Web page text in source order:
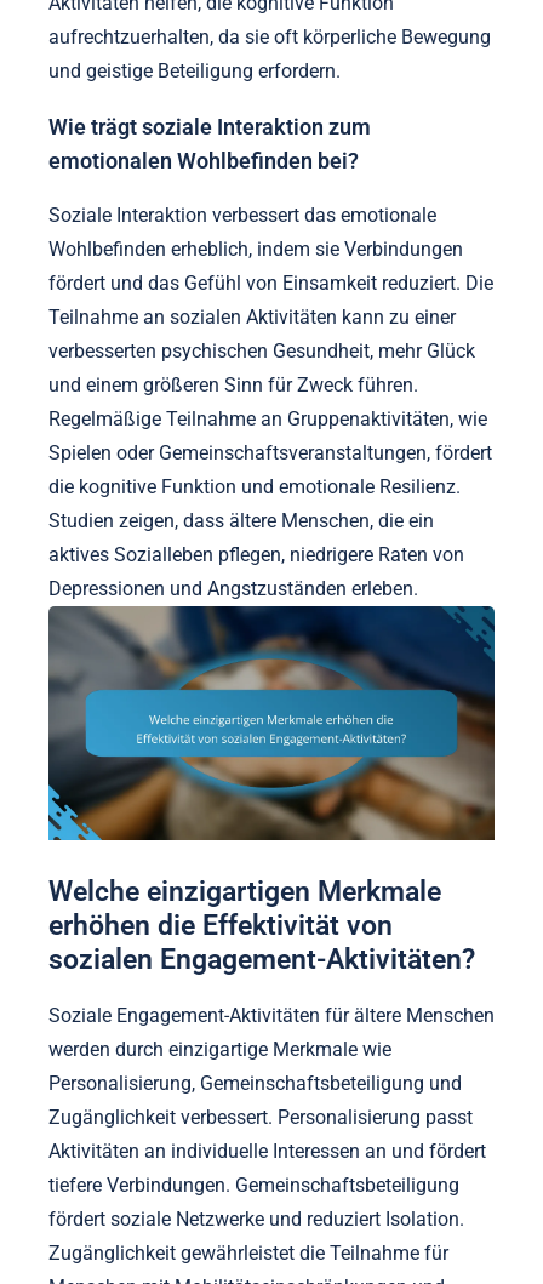
aufrechtzuerhalten, da sie oft körperliche Bewegung
und geistige Beteiligung erfordern.
Wie trägt soziale Interaktion zum
emotionalen Wohlbefinden bei?
Soziale Interaktion verbessert das emotionale
Wohlbefinden erheblich, indem sie Verbindungen
fördert und das Gefühl von Einsamkeit reduziert. Die
Teilnahme an sozialen Aktivitäten kann zu einer
verbesserten psychischen Gesundheit, mehr Glück
und einem größeren Sinn für Zweck führen.
Regelmäßige Teilnahme an Gruppenaktivitäten, wie
Spielen oder Gemeinschaftsveranstaltungen, fördert
die kognitive Funktion und emotionale Resilienz.
Studien zeigen, dass ältere Menschen, die ein
aktives Sozialleben pflegen, niedrigere Raten von
Depressionen und Angstzuständen erleben.
Welche einzigartigen Merkmale
erhöhen die Effektivität von
sozialen Engagement-Aktivitäten?
Soziale Engagement-Aktivitäten für ältere Menschen
werden durch einzigartige Merkmale wie
Personalisierung, Gemeinschaftsbeteiligung und
Zugänglichkeit verbessert. Personalisierung passt
Aktivitäten an individuelle Interessen an und fördert
tiefere Verbindungen. Gemeinschaftsbeteiligung
fördert soziale Netzwerke und reduziert Isolation.
Zugänglichkeit gewährleistet die Teilnahme für